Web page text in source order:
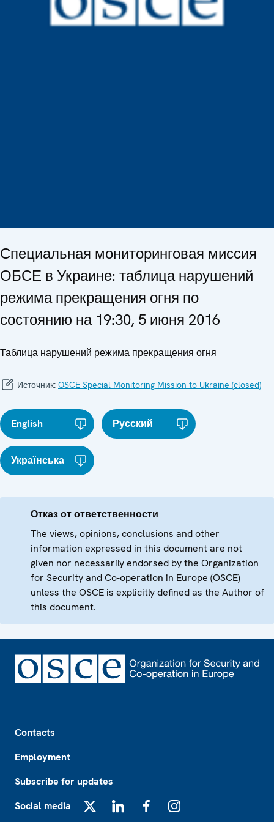
Специальная мониторинговая миссия
ОБСЕ в Украине: таблица нарушений
режима прекращения огня по
состоянию на 19:30, 5 июня 2016
Tаблица нарушений режима прекращения огня
Источник: OSCE Special Monitoring Mission to Ukraine (closed)
English Русский
Українська
Отказ от ответственности
The views, opinions, conclusions and other
information expressed in this document are not
given nor necessarily endorsed by the Organization
for Security and Co-operation in Europe (OSCE)
unless the OSCE is explicitly defined as the Author of
this document.
Contacts
Employment
Subscribe for updates
Social media